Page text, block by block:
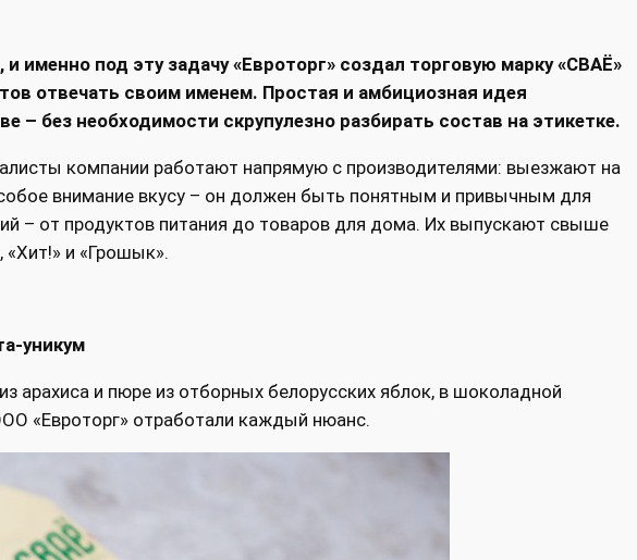
под эту задачу «Евроторг» создал торговую марку «СВАЁ»
отвечать своим именем. Простая и амбициозная идея
– без необходимости скрупулезно разбирать состав на этикетке.
компании работают напрямую с производителями: выезжают на
внимание вкусу – он должен быть понятным и привычным для
– от продуктов питания до товаров для дома. Их выпускают свыше
«Хит!» и «Грошык».
уникум
арахиса и пюре из отборных белорусских яблок, в шоколадной
«Евроторг» отработали каждый нюанс.